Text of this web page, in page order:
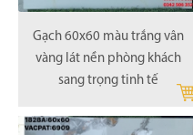
Gạch 60x60 màu trắng vân
vàng lát nền phòng khách
sang trọng tinh tế